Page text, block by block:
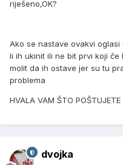
riješeno,OK?
Ako se nastave ovakvi
li ih ukinit ili ne bit prvi koji
molit da ih ostave jer su tu
problema
HVALA VAM ŠTO POŠTUJETE
dvojka